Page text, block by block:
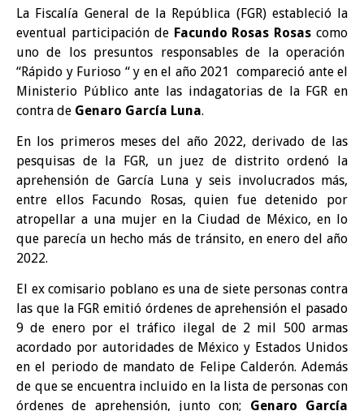
La Fiscalía General de la República (FGR) estableció la
eventual participación de Facundo Rosas Rosas como
uno de los presuntos responsables de la operación
“Rápido y Furioso “ y en el año 2021 compareció ante el
Ministerio Público ante las indagatorias de la FGR en
contra de Genaro García Luna.
En los primeros meses del año 2022, derivado de las
pesquisas de la FGR, un juez de distrito ordenó la
aprehensión de García Luna y seis involucrados más,
entre ellos Facundo Rosas, quien fue detenido por
atropellar a una mujer en la Ciudad de México, en lo
que parecía un hecho más de tránsito, en enero del año
2022.
El ex comisario poblano es una de siete personas contra
las que la FGR emitió órdenes de aprehensión el pasado
9 de enero por el tráfico ilegal de 2 mil 500 armas
acordado por autoridades de México y Estados Unidos
en el periodo de mandato de Felipe Calderón. Además
de que se encuentra incluido en la lista de personas con
órdenes de aprehensión, junto con; Genaro García